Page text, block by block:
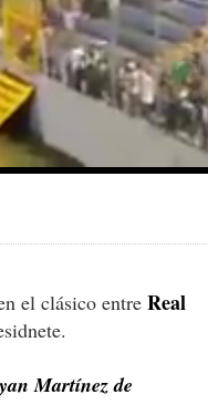
el clásico entre Real
Martínez de